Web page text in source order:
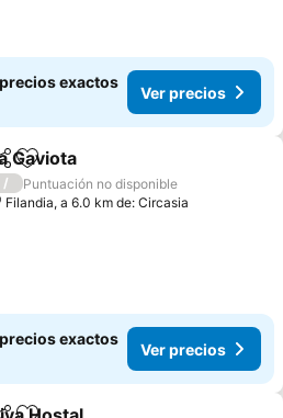
exactos
Ver precios
Agregar a favoritos
Gaviota
/
Puntuación no disponible
Filandia, a 6.0 km de: Circasia
exactos
Ver precios